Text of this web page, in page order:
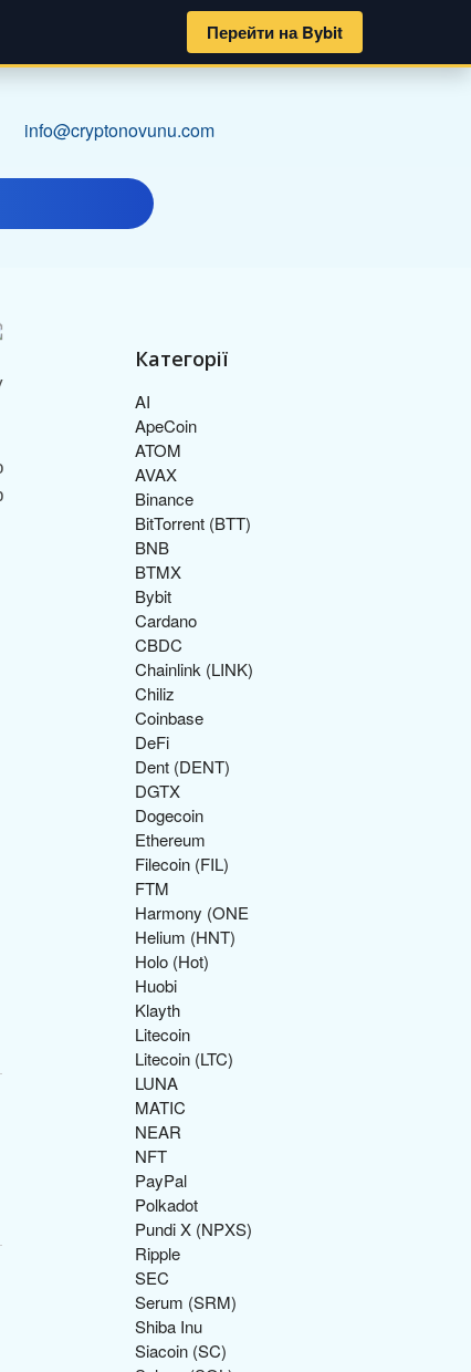
Перейти на Bybit
info@cryptonovunu.com
Категорії
AI
ApeCoin
ATOM
AVAX
Binance
BitTorrent (BTT)
BNB
BTMX
Bybit
Cardano
CBDC
Chainlink (LINK)
Chiliz
Coinbase
DeFi
Dent (DENT)
DGTX
Dogecoin
Ethereum
Filecoin (FIL)
FTM
Harmony (ONE
Helium (HNT)
Holo (Hot)
Huobi
Klayth
Litecoin
Litecoin (LTC)
LUNA
MATIC
NEAR
NFT
PayPal
Polkadot
Pundi X (NPXS)
Ripple
SEC
Serum (SRM)
Shiba Inu
Siacoin (SC)